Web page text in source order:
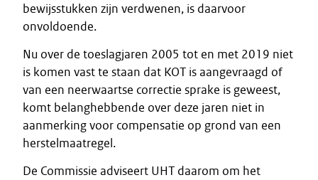
bewijsstukken zijn verdwenen, is daarvoor
onvoldoende.
Nu over de toeslagjaren 2005 tot en met 2019 niet
is komen vast te staan dat KOT is aangevraagd of
van een neerwaartse correctie sprake is geweest,
komt belanghebbende over deze jaren niet in
aanmerking voor compensatie op grond van een
herstelmaatregel.
De Commissie adviseert UHT daarom om het